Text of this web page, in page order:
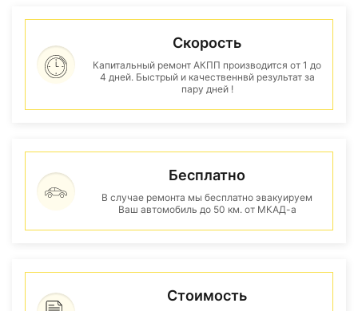
Скорость
Капитальный ремонт АКПП производится от 1 до
4 дней. Быстрый и качественнвй результат за
пару дней !
Бесплатно
В случае ремонта мы бесплатно эвакуируем
Ваш автомобиль до 50 км. от МКАД-а
Стоимость